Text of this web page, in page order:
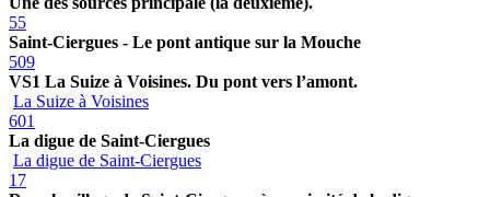
55
Saint-Ciergues - Le pont antique sur la Mouche
509
VS1 La Suize à Voisines. Du pont vers l’amont.
La Suize à Voisines
601
La digue de Saint-Ciergues
La digue de Saint-Ciergues
17